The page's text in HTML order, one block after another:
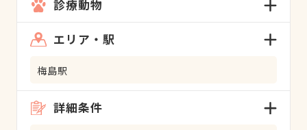
診療動物
エリア・駅
梅島駅
詳細条件